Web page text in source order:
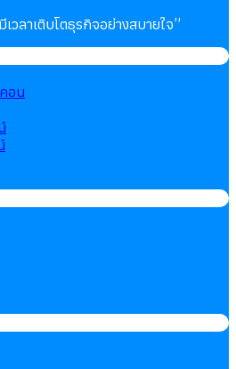
ลาเติบโตธุรกิจอย่างสบายใจ”
อน